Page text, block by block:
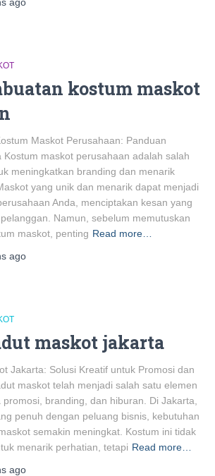
kostum maskot
Maskot Perusahaan: Panduan
Kostum maskot perusahaan adalah salah
meningkatkan branding dan menarik
yang unik dan menarik dapat menjadi
Anda, menciptakan kesan yang
Namun, sebelum memutuskan
maskot, penting Read more…
ago
maskot jakarta
Jakarta: Solusi Kreatif untuk Promosi dan
maskot telah menjadi salah satu elemen
branding, dan hiburan. Di Jakarta,
penuh dengan peluang bisnis, kebutuhan
semakin meningkat. Kostum ini tidak
menarik perhatian, tetapi Read more…
ago